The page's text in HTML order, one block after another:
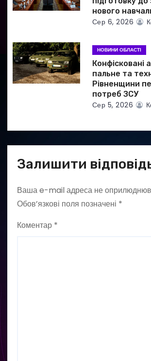
нового
Сер 6, 2026
НОВИНИ ОБЛАСТІ
Конфісковані
пальне та
Рівненщини
потреб ЗСУ
Сер 5, 2026
Залишити
Ваша e-mail адреса не
Обов’язкові поля позначені *
Коментар *